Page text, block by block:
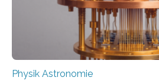
Thorium tatsächlich nutzen lässt,
Physik Astronomie